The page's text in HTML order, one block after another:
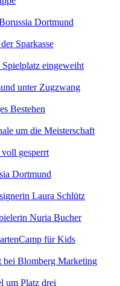
Dortmund
Sparkasse
eingeweiht
unter Zugzwang
Bestehen
um die Meisterschaft
gesperrt
Dortmund
Laura Schlütz
Nuria Bucher
für Kids
bei Blomberg Marketing
um Platz drei